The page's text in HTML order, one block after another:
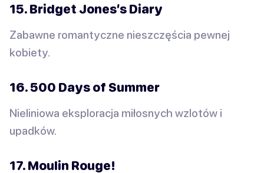
15. Bridget Jones’s Diary
Zabawne romantyczne nieszczęścia pewnej
kobiety.
16. 500 Days of Summer
Nieliniowa eksploracja miłosnych wzlotów i
upadków.
17. Moulin Rouge!